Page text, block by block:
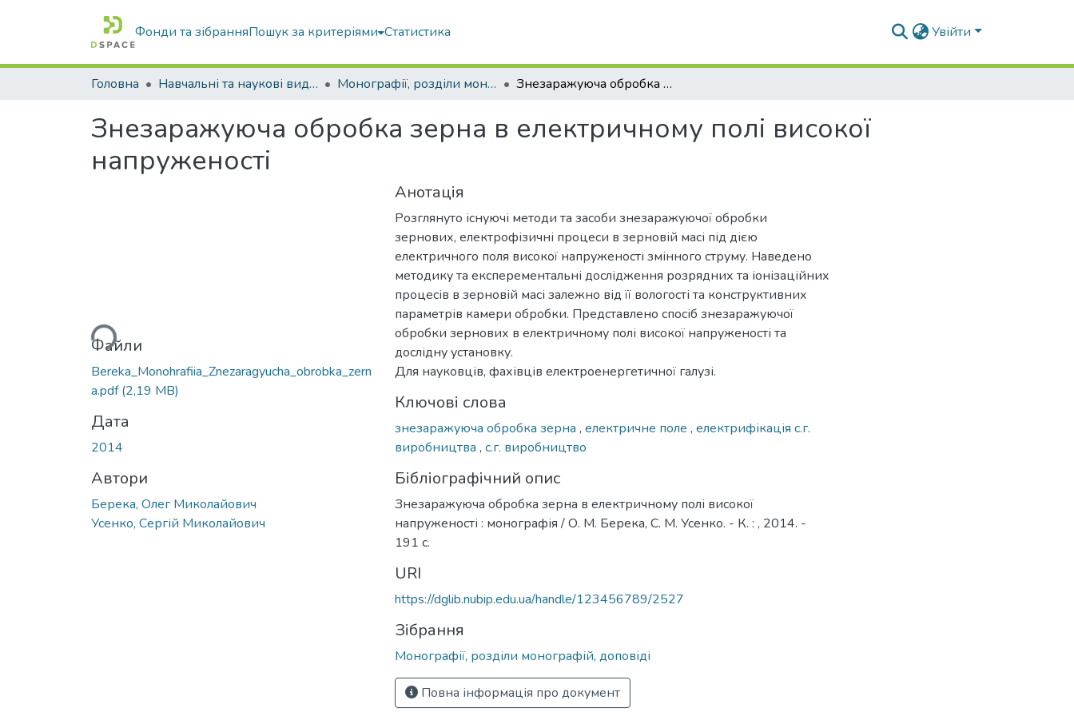
Фонди та зібранняПошук за критеріями Статистика Увійти
Головна Навчальні та наукові видання Монографії, розділи монографій, доповіді Знезаражуюча обробка зерна в електричному полі високої напруженості
Знезаражуюча обробка зерна в електричному полі високої
напруженості
Вантажиться...Файли
Bereka_Monohrafiia_Znezaragyucha_obrobka_zern
a.pdf(2,19 MB)
Дата
2014
Автори
Берека, Олег Миколайович
Усенко, Сергій Миколайович
Анотація
Розглянуто існуючі методи та засоби знезаражуючої обробки
зернових, електрофізичні процеси в зерновій масі під дією
електричного поля високої напруженості змінного струму. Наведено
методику та експерементальні дослідження розрядних та іонізаційних
процесів в зерновій масі залежно від її вологості та конструктивних
параметрів камери обробки. Представлено спосіб знезаражуючої
обробки зернових в електричному полі високої напруженості та
дослідну установку.
Для науковців, фахівців електроенергетичної галузі.
Ключові слова
знезаражуюча обробка зерна , електричне поле , електрифікація с.г.
виробництва , с.г. виробництво
Бібліографічний опис
Знезаражуюча обробка зерна в електричному полі високої
напруженості : монографія / О. М. Берека, С. М. Усенко. - К. : , 2014. -
191 с.
URI
https://dglib.nubip.edu.ua/handle/123456789/2527
Зібрання
Монографії, розділи монографій, доповіді
Повна інформація про документ